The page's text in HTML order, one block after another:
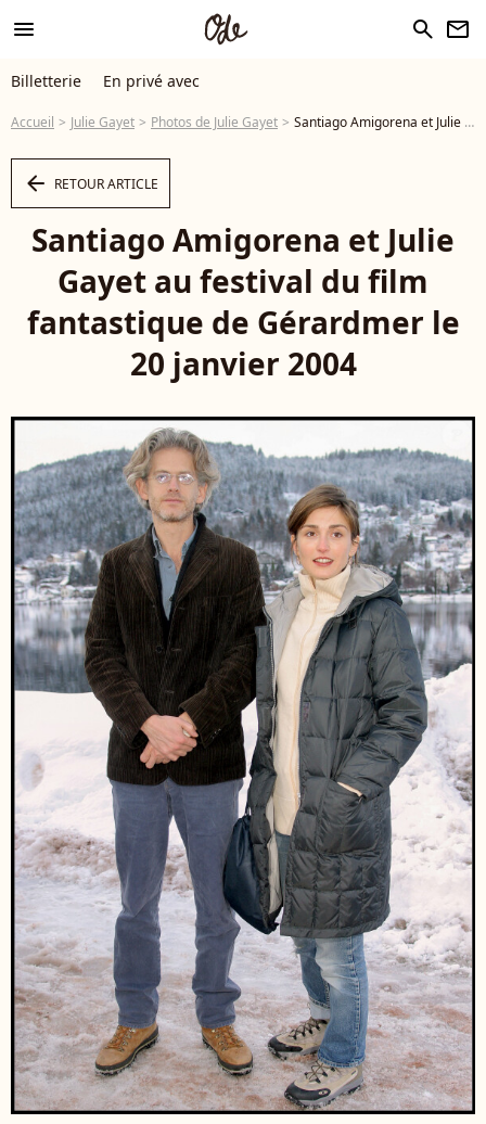
menu search newsletter
Billetterie En privé avec
Accueil Julie Gayet Photos de Julie Gayet Santiago Amigorena et Julie Gayet au festival du film fantastique de Gérardmer le 20 janvier 2004 - Photo
arrow_left RETOUR ARTICLE
Santiago Amigorena et Julie
Gayet au festival du film
fantastique de Gérardmer le
20 janvier 2004